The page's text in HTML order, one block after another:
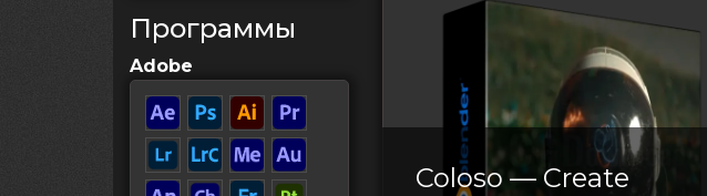
Программы
Adobe
Coloso — Create